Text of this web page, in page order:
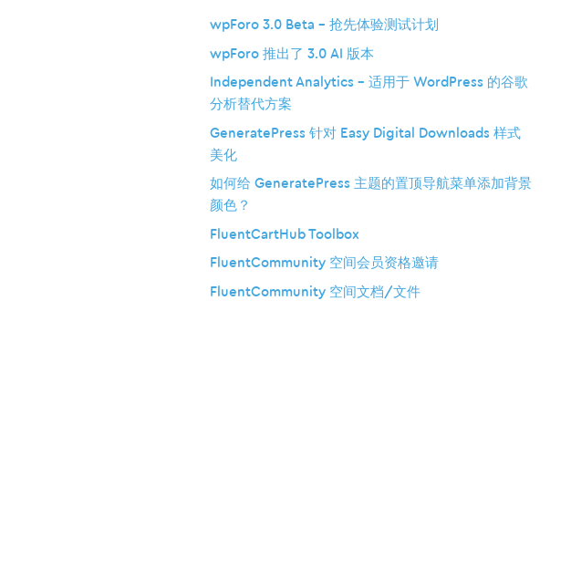
wpForo 3.0 Beta – 抢先体验测试计划
wpForo 推出了 3.0 AI 版本
Independent Analytics – 适用于 WordPress 的谷歌
分析替代方案
GeneratePress 针对 Easy Digital Downloads 样式
美化
如何给 GeneratePress 主题的置顶导航菜单添加背景
颜色？
FluentCartHub Toolbox
FluentCommunity 空间会员资格邀请
FluentCommunity 空间文档/文件